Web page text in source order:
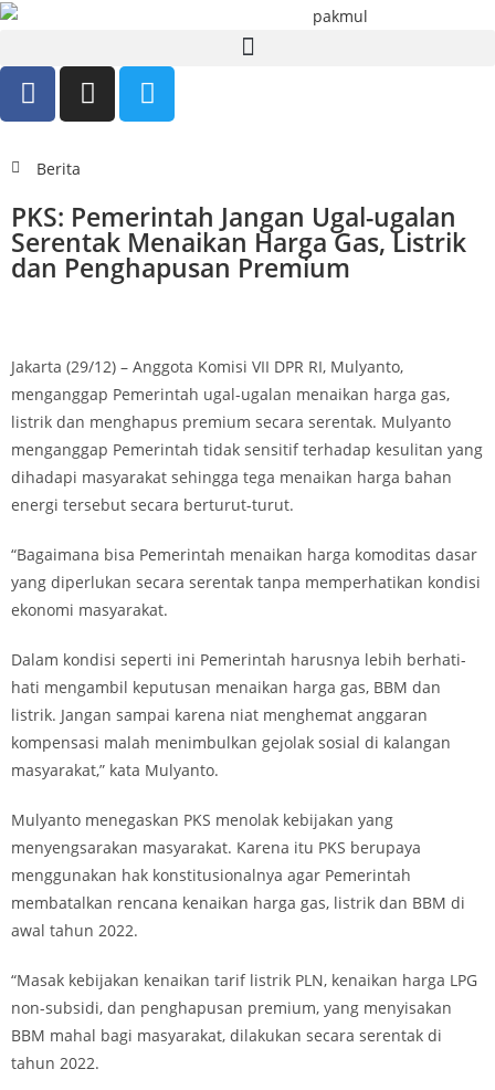
Berita
PKS: Pemerintah Jangan Ugal-ugalan
Serentak Menaikan Harga Gas, Listrik
dan Penghapusan Premium
Jakarta (29/12) – Anggota Komisi VII DPR RI, Mulyanto,
menganggap Pemerintah ugal-ugalan menaikan harga gas,
listrik dan menghapus premium secara serentak. Mulyanto
menganggap Pemerintah tidak sensitif terhadap kesulitan yang
dihadapi masyarakat sehingga tega menaikan harga bahan
energi tersebut secara berturut-turut.
“Bagaimana bisa Pemerintah menaikan harga komoditas dasar
yang diperlukan secara serentak tanpa memperhatikan kondisi
ekonomi masyarakat.
Dalam kondisi seperti ini Pemerintah harusnya lebih berhati-
hati mengambil keputusan menaikan harga gas, BBM dan
listrik. Jangan sampai karena niat menghemat anggaran
kompensasi malah menimbulkan gejolak sosial di kalangan
masyarakat,” kata Mulyanto.
Mulyanto menegaskan PKS menolak kebijakan yang
menyengsarakan masyarakat. Karena itu PKS berupaya
menggunakan hak konstitusionalnya agar Pemerintah
membatalkan rencana kenaikan harga gas, listrik dan BBM di
awal tahun 2022.
“Masak kebijakan kenaikan tarif listrik PLN, kenaikan harga LPG
non-subsidi, dan penghapusan premium, yang menyisakan
BBM mahal bagi masyarakat, dilakukan secara serentak di
tahun 2022.